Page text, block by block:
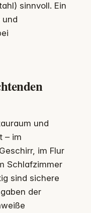
sinnvoll. Ein
und
und
– im
im Flur
Schlafzimmer
sind sichere
der